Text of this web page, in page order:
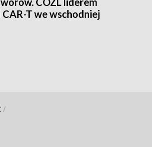
T we wschodniej
/